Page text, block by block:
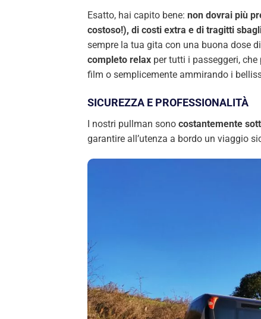
Esatto, hai capito bene: non dovrai più
costoso!), di costi extra e di tragitti
sempre la tua gita con una buona dose
completo relax per tutti i passeggeri,
film o semplicemente ammirando i
SICUREZZA E PROFESSIONALITÀ
I nostri pullman sono costantemente
garantire all’utenza a bordo un viaggio